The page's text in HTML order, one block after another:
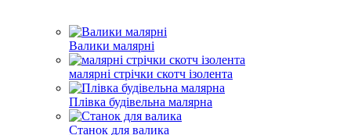
Валики малярні
малярні стрічки скотч ізолента
Плівка будівельна малярна
Станок для валика